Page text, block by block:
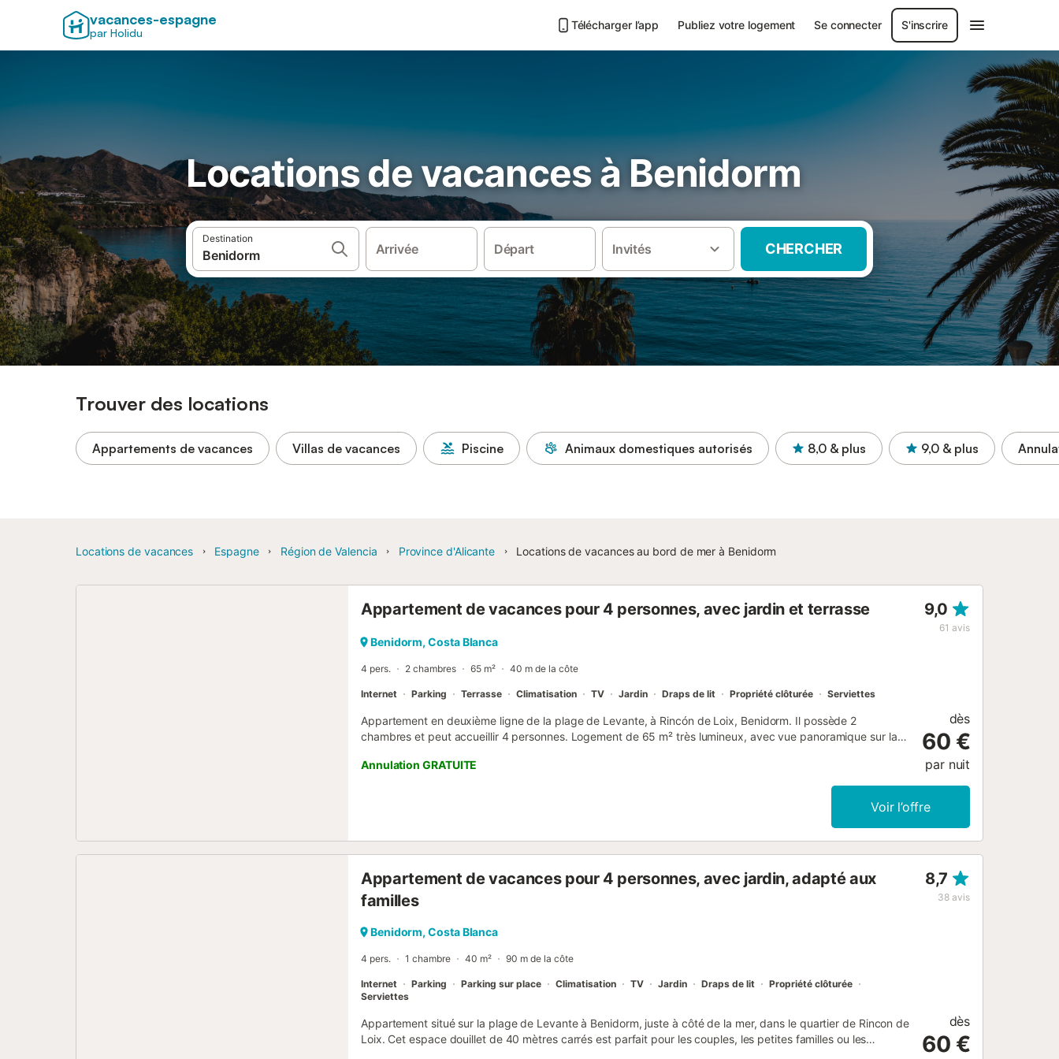
vacances-espagne
par Holidu
Télécharger l’app Publiez votre logement Se connecter S'inscrire
Locations de vacances à Benidorm
Destination
Arrivée Départ Invités CHERCHER
Trouver des locations
Appartements de vacances Villas de vacances Piscine Animaux domestiques autorisés 8,0 & plus 9,0 & plus
Locations de vacances Espagne Région de Valencia Province d'Alicante Locations de vacances au bord de mer à Benidorm
Appartement de vacances pour 4 personnes, avec jardin et terrasse 9,0
61 avis
Benidorm, Costa Blanca
4 pers. 2 chambres 65 m² 40 m de la côte
Internet Parking Terrasse Climatisation TV Jardin Draps de lit Propriété clôturée Serviettes
Appartement en deuxième ligne de la plage de Levante, à Rincón de Loix, Benidorm. Il possède 2
chambres et peut accueillir 4 personnes. Logement de 65 m² très lumineux, avec vue panoramique sur la
clôturé, d'une terrasse de 10 m², d'un fer à repasser, d'un accès internet par fibre (wifi), d'un balcon, du
chauffage par pompe à chaleur, de la climatisation, d'une piscine communautaire + pataugeoire
saisonnière, d'un parking extérieur dans le même immeuble sous réserve de disponibilité à l'arrivée, et d'une
télévision. La cuisine américaine, vitrocéramique, est équipée d'un réfrigérateur, d'un micro-ondes, d'un
four, d'un congélateur, d'un lave-linge, d'un lave-vaisselle, de vaisselle/couverts, d'ustensiles/cuisine, d'une
juste en face du Casino. - Une caution de 200 € est retenue par carte de crédit ou en espèces à défaut. -
Check-in à partir de 16h30 (en haute saison, cela peut être retardé à 18h00). - Check-out avant 11h00.
Numéro d'enregistrement national de location de courte durée :
ESFCTU000003028000242722000000000000000000AT321843BM3 Il est situé à 200 m d...
Annulation GRATUITE
dès
60 €
par nuit
Voir l’offre
Appartement de vacances pour 4 personnes, avec jardin, adapté aux
familles
8,7
38 avis
Benidorm, Costa Blanca
4 pers. 1 chambre 40 m² 90 m de la côte
Internet Parking Parking sur place Climatisation TV Jardin Draps de lit
Propriété clôturée
Serviettes
Appartement situé sur la plage de Levante à Benidorm, juste à côté de la mer, dans le quartier de Rincon de
Loix. Cet espace douillet de 40 mètres carrés est parfait pour les couples, les petites familles ou les
dès
60 €